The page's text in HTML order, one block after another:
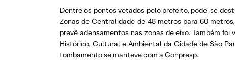
Dentre os pontos vetados pelo prefeito, pode-se
Zonas de Centralidade de 48 metros para 60
prevê adensamentos nas zonas de eixo. Também
Histórico, Cultural e Ambiental da Cidade de São
tombamento se manteve com a Conpresp.